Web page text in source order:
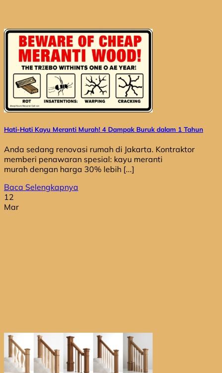
Hati-Hati Kayu Meranti Murah! 4 Dampak Buruk dalam 1 Tahun
Anda sedang renovasi rumah di Jakarta. Kontraktor
memberi penawaran spesial: kayu meranti
murah dengan harga 30% lebih [...]
Baca Selengkapnya
12
Mar